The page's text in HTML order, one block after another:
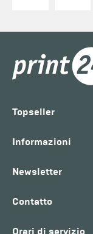
Topseller
Informazioni
Newsletter
Contatto
Orari di servizio